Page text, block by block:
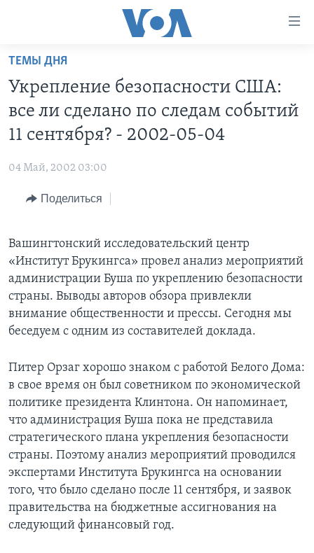
Перейти
основной
контент
Перейти
основной
Перейти
ПРОГРАММЫ
ИТОГИ
ПОЧЕМУ ЭТО ВАЖНО?
НЬЮ-ЙОРК NEW YORK
АМЕРИКА. БОЛЬШОЕ ПУТЕШЕСТВИЕ
ПРОЕКТЫ
НАША АМЕРИКАНСКАЯ ИСТОРИЯ
А КАК В АМЕРИКЕ?
АМЕРИКАНСКИЕ ГОРОДКИ
ТЕСТЫ
ИНТЕРВЬЮ
ФАКТЫ ПРОТИВ ФЕЙКОВ
УЧИМ АНГЛИЙСКИЙ
ВИДЕО
ПОДПИСКА НА НОВОСТИ
Learning English
СОЦИАЛЬНЫЕ СЕТИ
Языки
ТЕМЫ ДНЯ
Укрепление безопасности США:
все ли сделано по следам событий
11 сентября? - 2002-05-04
04 Май, 2002 03:00
Поделиться
Вашингтонский исследовательский центр
«Институт Брукингса» провел анализ мероприятий
администрации Буша по укреплению безопасности
страны. Выводы авторов обзора привлекли
внимание общественности и прессы. Сегодня мы
беседуем с одним из составителей доклада.
Питер Орзаг хорошо знаком с работой Белого Дома:
в свое время он был советником по экономической
политике президента Клинтона. Он напоминает,
что администрация Буша пока не представила
стратегического плана укрепления безопасности
страны. Поэтому анализ мероприятий проводился
экспертами Института Брукингса на основании
того, что было сделано после 11 сентября, и заявок
правительства на бюджетные ассигнования на
следующий финансовый год.